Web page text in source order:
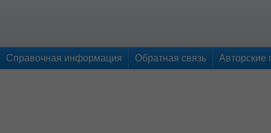
Справочная информация Обратная связь Авторские